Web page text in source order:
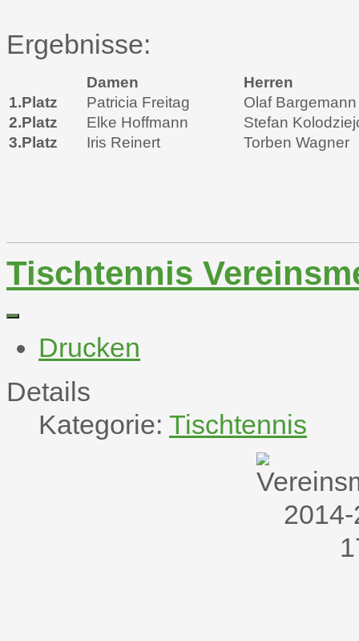
Ergebnisse:
Damen
Herren
1.Platz
Patricia Freitag
Olaf Bargemann
2.Platz
Elke Hoffmann
Stefan
3.Platz
Iris Reinert Torben Wagner
Tischtennis
Drucken
Details
Kategorie: Tischtennis